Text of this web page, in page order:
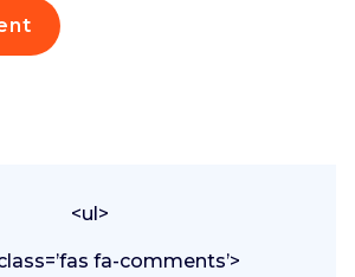
<ul>
fa-comments’>